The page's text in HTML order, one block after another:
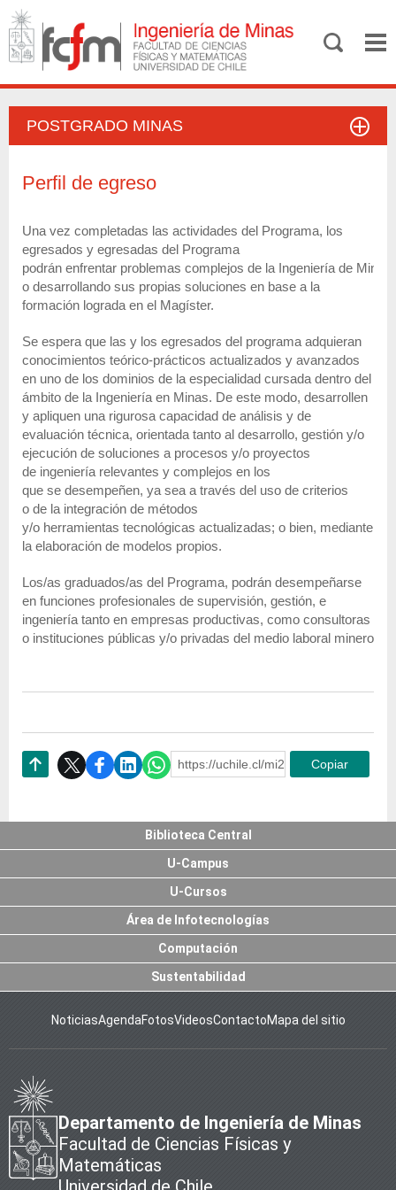
POSTGRADO MINAS
Perfil de egreso
Una vez completadas las actividades del Programa, los
egresados y egresadas del Programa
podrán enfrentar problemas complejos de la Ingeniería de
o desarrollando sus propias soluciones en base a la
formación lograda en el Magíster.
Se espera que las y los egresados del programa adquieran
conocimientos teórico-prácticos actualizados y avanzados
en uno de los dominios de la especialidad cursada dentro del
ámbito de la Ingeniería en Minas. De este modo, desarrollen
y apliquen una rigurosa capacidad de análisis y de
evaluación técnica, orientada tanto al desarrollo, gestión y/o
ejecución de soluciones a procesos y/o proyectos
de ingeniería relevantes y complejos en los
que se desempeñen, ya sea a través del uso de criterios
o de la integración de métodos
y/o herramientas tecnológicas actualizadas; o bien, mediante
la elaboración de modelos propios.
Los/as graduados/as del Programa, podrán desempeñarse
en funciones profesionales de supervisión, gestión, e
ingeniería tanto en empresas productivas, como consultoras
o instituciones públicas y/o privadas del medio laboral minero
https://uchile.cl/mi230846Copiar
Biblioteca Central
U-Campus
U-Cursos
Área de Infotecnologías
Computación
Sustentabilidad
NoticiasAgendaFotosVideosContactoMapa del sitio
Departamento de Ingeniería de Minas
Facultad de Ciencias Físicas y
Matemáticas